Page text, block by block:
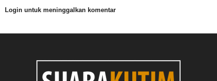
Login untuk meninggalkan komentar